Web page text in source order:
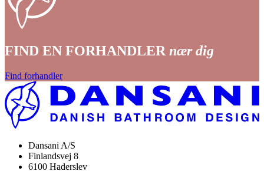
FIND EN FORHANDLER nær dig
Find forhandler
Dansani A/S
Finlandsvej 8
6100 Haderslev